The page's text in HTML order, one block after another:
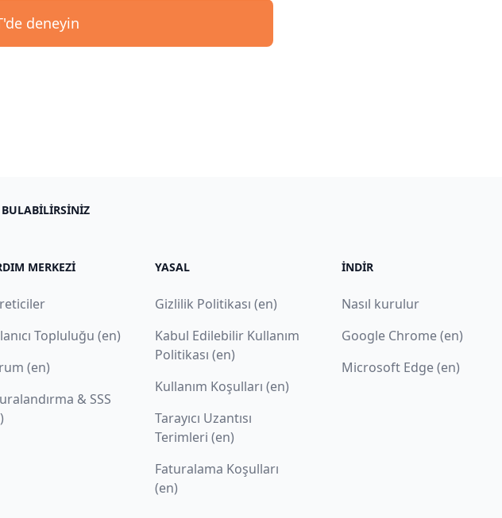
deneyin
MERKEZI
Topluluğu (en)
(en)
& SSS
YASAL
Gizlilik Politikası (en)
Kabul Edilebilir Kullanım
Politikası (en)
Kullanım Koşulları (en)
Tarayıcı Uzantısı
Terimleri (en)
Faturalama Koşulları
(en)
İNDIR
Nasıl kurulur
Google Chrome (en)
Microsoft Edge (en)